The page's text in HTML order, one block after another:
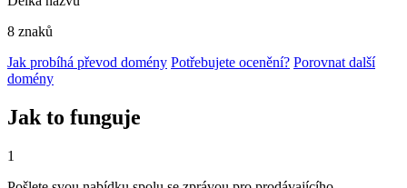
8 znaků
Jak probíhá převod domény Potřebujete ocenění? Porovnat další
domény
Jak to funguje
1